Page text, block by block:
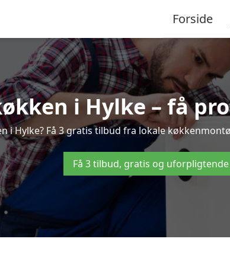
Forside
i Hylke – få
i Hylke? Få 3 gratis tilbud fra lokale
Få 3 tilbud, gratis og uforpligtende